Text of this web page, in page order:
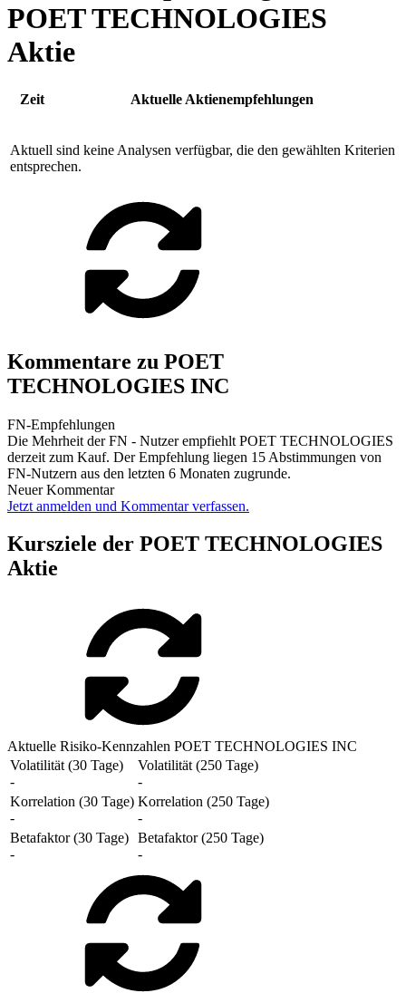
POET TECHNOLOGIES
Aktie
Zeit Aktuelle Aktienempfehlungen
Aktuell sind keine Analysen verfügbar, die den gewählten Kriterien
entsprechen.
Kommentare zu POET
TECHNOLOGIES INC
FN-Empfehlungen
Die Mehrheit der FN - Nutzer empfiehlt POET TECHNOLOGIES
derzeit zum Kauf. Der Empfehlung liegen 15 Abstimmungen von
FN-Nutzern aus den letzten 6 Monaten zugrunde.
Neuer Kommentar
Jetzt anmelden und Kommentar verfassen.
Kursziele der POET TECHNOLOGIES
Aktie
Aktuelle Risiko-Kennzahlen POET TECHNOLOGIES INC
Volatilität (30 Tage)
-
Volatilität (250 Tage)
-
Korrelation (30 Tage)
-
Korrelation (250 Tage)
-
Betafaktor (30 Tage)
-
Betafaktor (250 Tage)
-